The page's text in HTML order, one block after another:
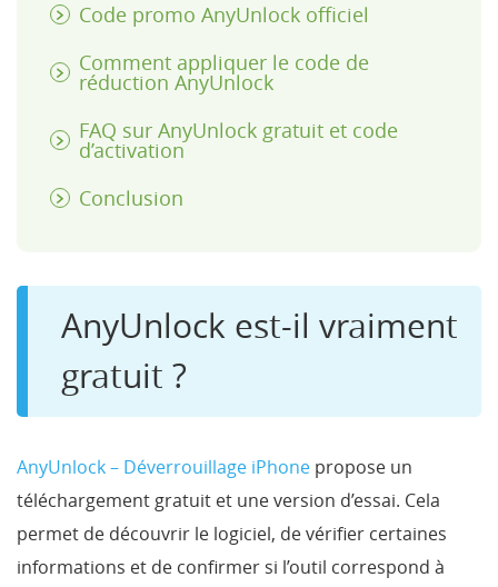
Code promo AnyUnlock officiel
Comment appliquer le code de
réduction AnyUnlock
FAQ sur AnyUnlock gratuit et code
d’activation
Conclusion
AnyUnlock est-il vraiment
gratuit ?
AnyUnlock – Déverrouillage iPhone propose un
téléchargement gratuit et une version d’essai. Cela
permet de découvrir le logiciel, de vérifier certaines
informations et de confirmer si l’outil correspond à